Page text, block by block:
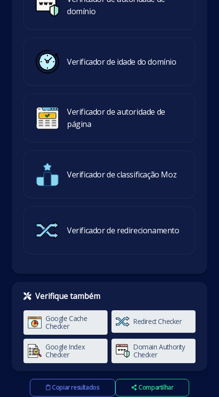
domínio
Verificador de idade do domínio
Verificador de autoridade de
página
Verificador de classificação Moz
Verificador de redirecionamento
Verifique também
Google Cache
Checker
Redirect Checker
Google Index
Checker
Domain Authority
Checker
Copiar resultados Compartilhar